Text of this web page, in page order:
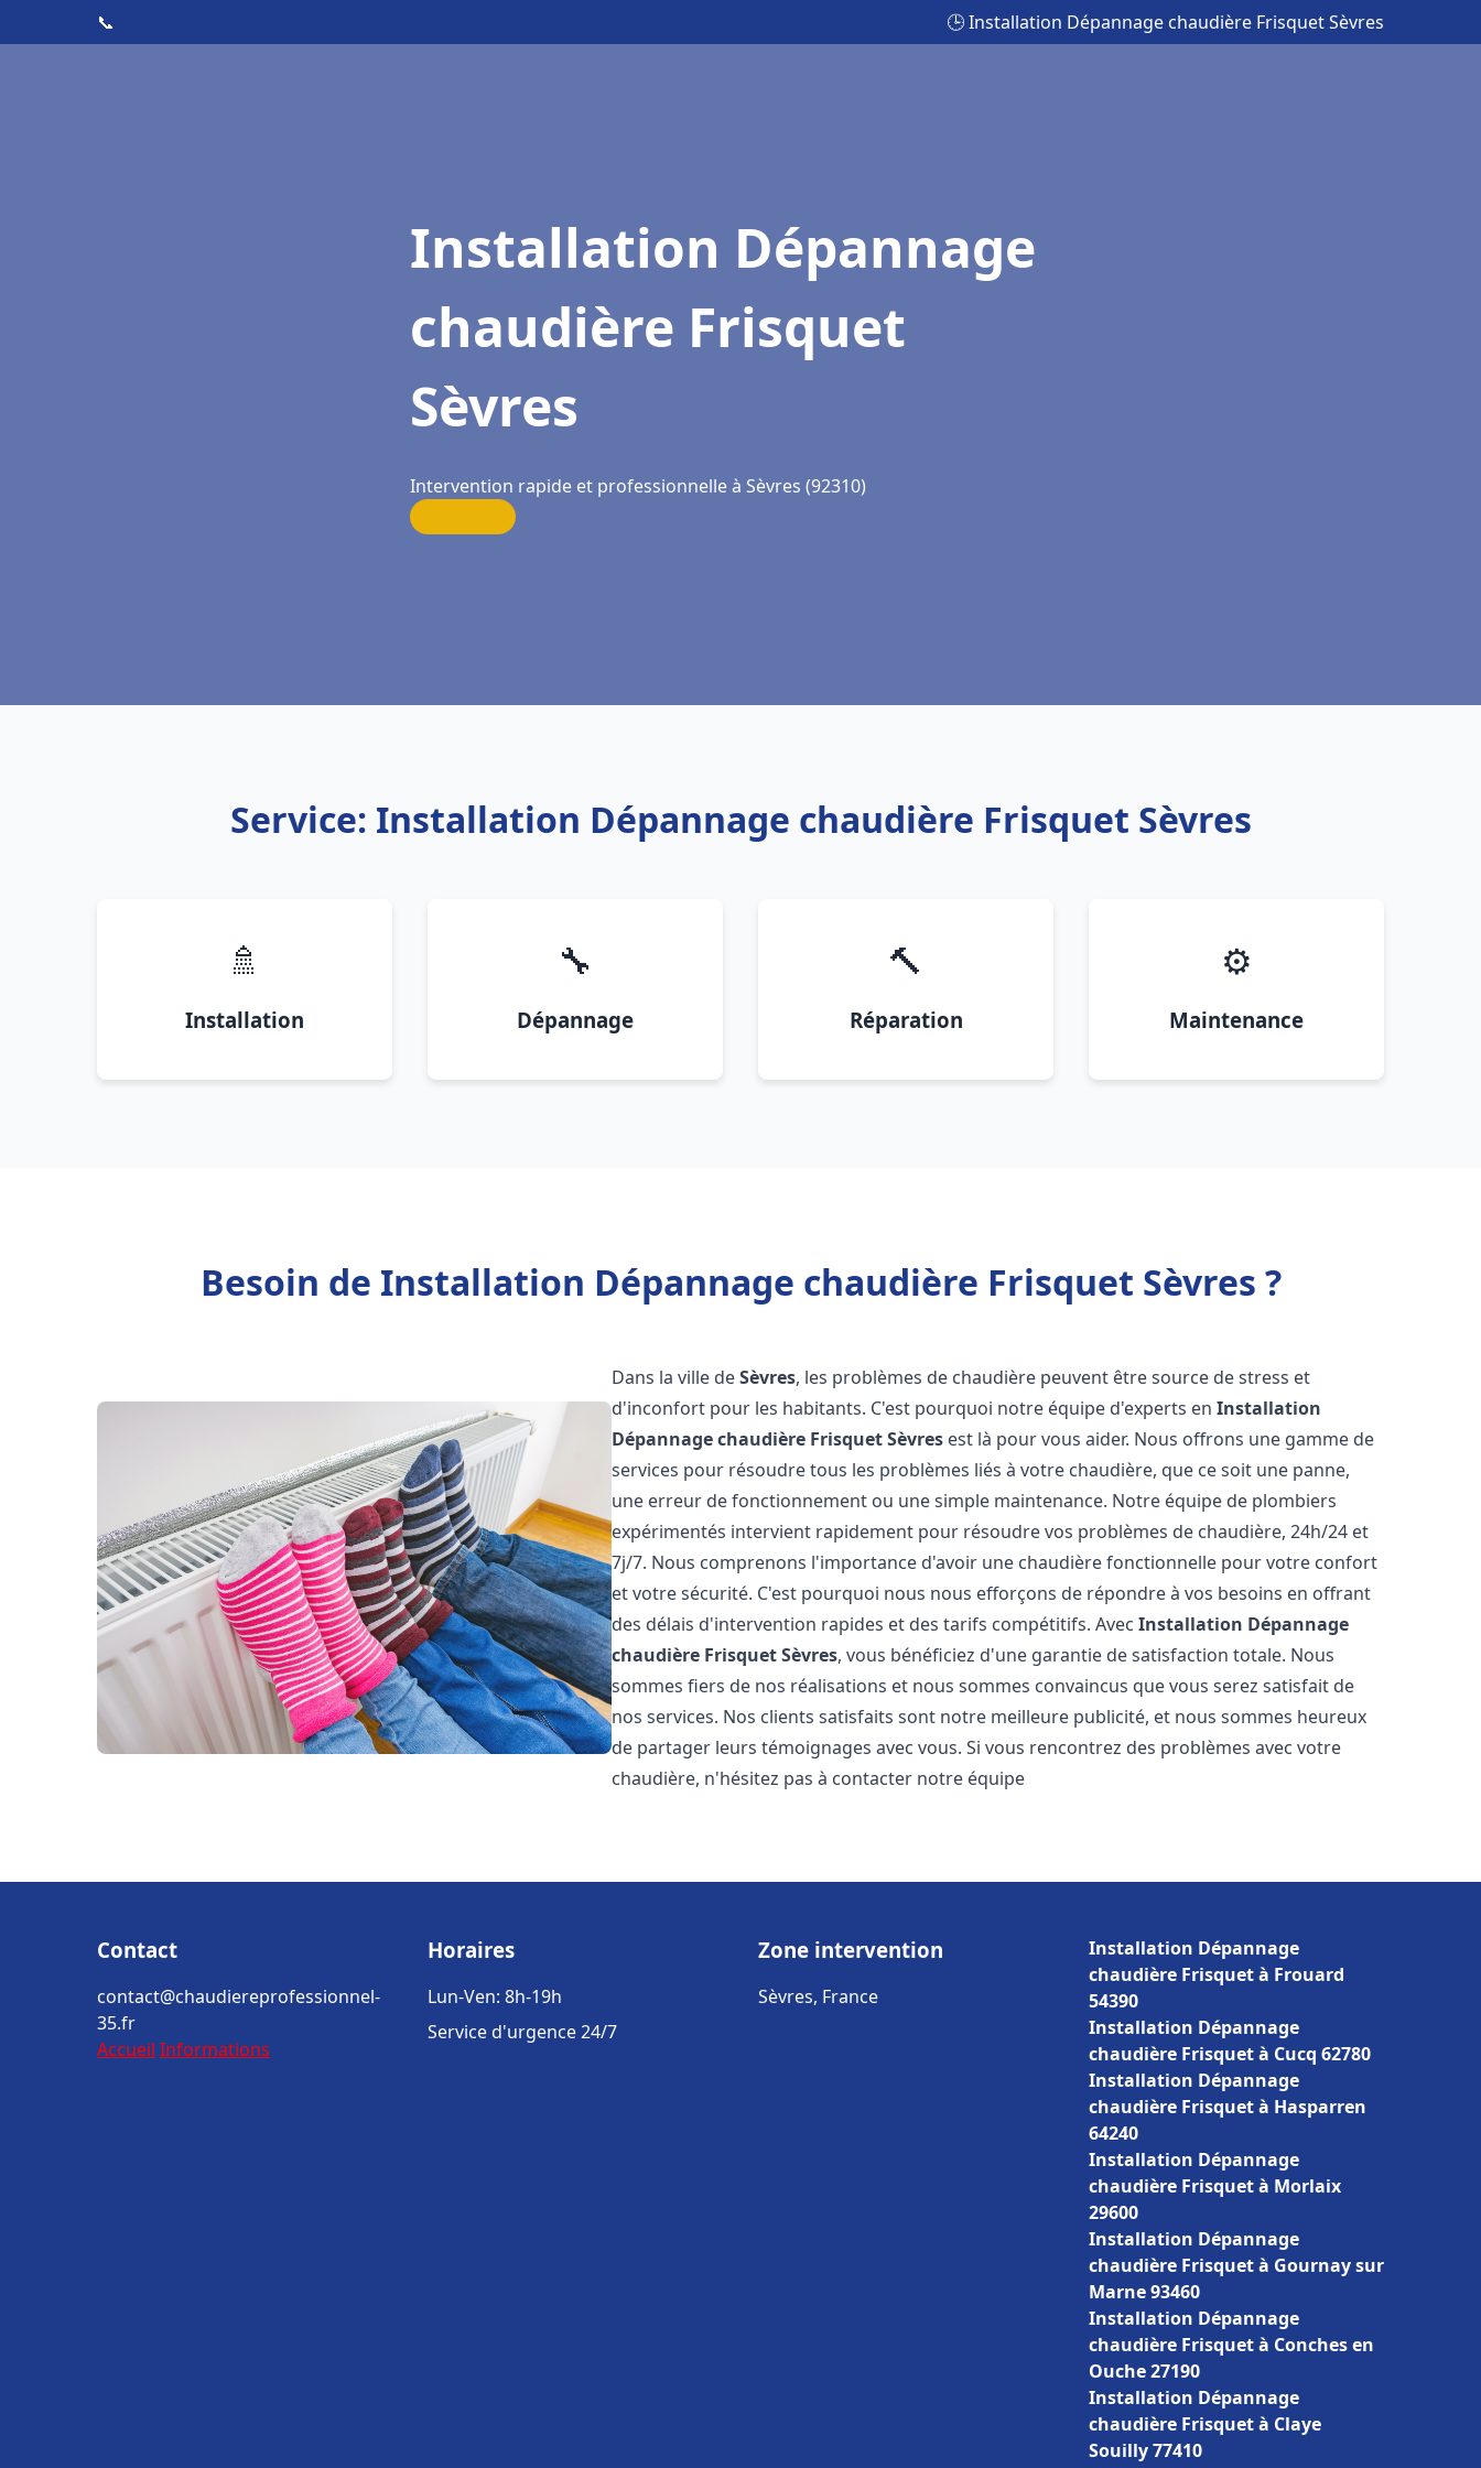
📞 🕒 Installation Dépannage chaudière Frisquet Sèvres
Installation Dépannage
chaudière Frisquet
Sèvres
Intervention rapide et professionnelle à Sèvres (92310)
Service: Installation Dépannage chaudière Frisquet Sèvres
🚿
Installation
🔧
Dépannage
🔨
Réparation
⚙️
Maintenance
Besoin de Installation Dépannage chaudière Frisquet Sèvres ?
Dans la ville deSèvres, les problèmes de chaudière peuvent être source de stress et
d'inconfort pour les habitants. C'est pourquoi notre équipe d'experts enInstallation
Dépannage chaudière FrisquetSèvres est là pour vous aider. Nous offrons une gamme de
services pour résoudre tous les problèmes liés à votre chaudière, que ce soit une panne,
une erreur de fonctionnement ou une simple maintenance. Notre équipe de plombiers
expérimentés intervient rapidement pour résoudre vos problèmes de chaudière, 24h/24 et
7j/7. Nous comprenons l'importance d'avoir une chaudière fonctionnelle pour votre confort
et votre sécurité. C'est pourquoi nous nous efforçons de répondre à vos besoins en offrant
des délais d'intervention rapides et des tarifs compétitifs. AvecInstallation Dépannage
chaudière FrisquetSèvres, vous bénéficiez d'une garantie de satisfaction totale. Nous
sommes fiers de nos réalisations et nous sommes convaincus que vous serez satisfait de
nos services. Nos clients satisfaits sont notre meilleure publicité, et nous sommes heureux
de partager leurs témoignages avec vous. Si vous rencontrez des problèmes avec votre
chaudière, n'hésitez pas à contacter notre équipe
Contact
contact@chaudiereprofessionnel-
35.fr
Accueil Informations
Horaires
Lun-Ven: 8h-19h
Service d'urgence 24/7
Zone intervention
Sèvres, France
Installation Dépannage
chaudière Frisquet à Frouard
54390
Installation Dépannage
chaudière Frisquet à Cucq 62780
Installation Dépannage
chaudière Frisquet à Hasparren
64240
Installation Dépannage
chaudière Frisquet à Morlaix
29600
Installation Dépannage
chaudière Frisquet à Gournay sur
Marne 93460
Installation Dépannage
chaudière Frisquet à Conches en
Ouche 27190
Installation Dépannage
chaudière Frisquet à Claye
Souilly 77410